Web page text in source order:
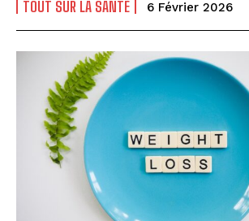
TOUT SUR LA SANTÉ 6 Février 2026